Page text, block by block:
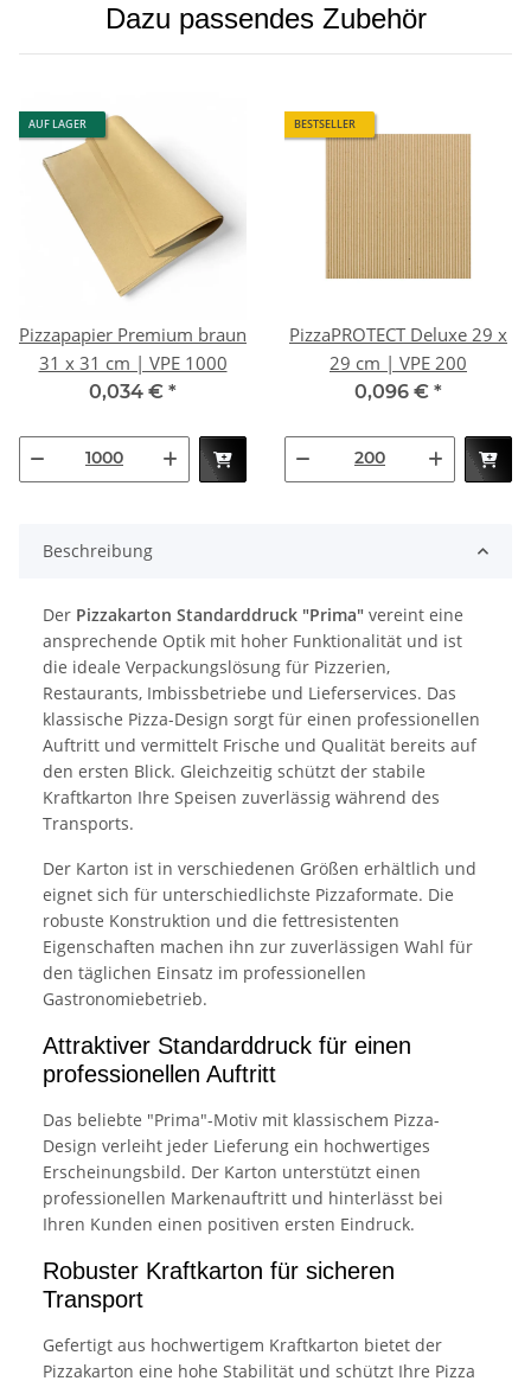
Dazu passendes Zubehör
AUF LAGER
Pizzapapier Premium braun
31 x 31 cm | VPE 1000
0,034 € *
BESTSELLER
PizzaPROTECT Deluxe 29 x
29 cm | VPE 200
0,096 € *
Beschreibung
Der Pizzakarton Standarddruck "Prima" vereint eine
ansprechende Optik mit hoher Funktionalität und ist
die ideale Verpackungslösung für Pizzerien,
Restaurants, Imbissbetriebe und Lieferservices. Das
klassische Pizza-Design sorgt für einen professionellen
Auftritt und vermittelt Frische und Qualität bereits auf
den ersten Blick. Gleichzeitig schützt der stabile
Kraftkarton Ihre Speisen zuverlässig während des
Transports.
Der Karton ist in verschiedenen Größen erhältlich und
eignet sich für unterschiedlichste Pizzaformate. Die
robuste Konstruktion und die fettresistenten
Eigenschaften machen ihn zur zuverlässigen Wahl für
den täglichen Einsatz im professionellen
Gastronomiebetrieb.
Attraktiver Standarddruck für einen
professionellen Auftritt
Das beliebte "Prima"-Motiv mit klassischem Pizza-
Design verleiht jeder Lieferung ein hochwertiges
Erscheinungsbild. Der Karton unterstützt einen
professionellen Markenauftritt und hinterlässt bei
Ihren Kunden einen positiven ersten Eindruck.
Robuster Kraftkarton für sicheren
Transport
Gefertigt aus hochwertigem Kraftkarton bietet der
Pizzakarton eine hohe Stabilität und schützt Ihre Pizza